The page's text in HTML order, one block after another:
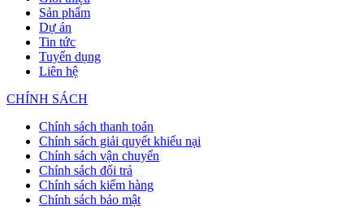
Sản phẩm
Dự án
Tin tức
Tuyển dụng
Liên hệ
CHÍNH SÁCH
Chính sách thanh toán
Chính sách giải quyết khiếu nại
Chính sách vận chuyển
Chính sách đổi trả
Chính sách kiểm hàng
Chính sách bảo mật